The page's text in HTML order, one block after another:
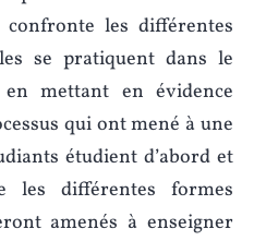
les différentes
se pratiquent dans le
en mettant en évidence
qui ont mené à une
étudient d’abord et
les différentes formes
amenés à enseigner